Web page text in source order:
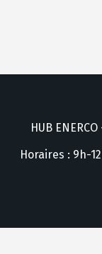
HUB
Horaires : 9h-